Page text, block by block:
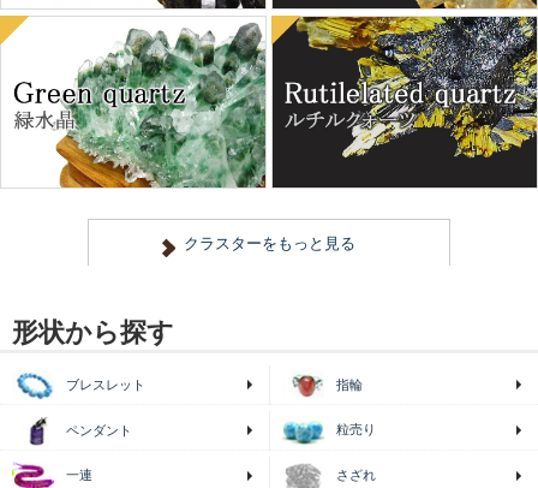
形状から探す
ブレスレット 指輪
ペンダント 粒売り
一連 さざれ